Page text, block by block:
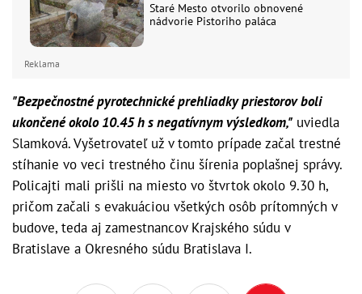
Staré Mesto otvorilo obnovené
nádvorie Pistoriho paláca
Reklama
"Bezpečnostné pyrotechnické prehliadky priestorov boli
ukončené okolo 10.45 h s negatívnym výsledkom," uviedla
Slamková. Vyšetrovateľ už v tomto prípade začal trestné
stíhanie vo veci trestného činu šírenia poplašnej správy.
Policajti mali prišli na miesto vo štvrtok okolo 9.30 h,
pričom začali s evakuáciou všetkých osôb prítomných v
budove, teda aj zamestnancov Krajského súdu v
Bratislave a Okresného súdu Bratislava I.